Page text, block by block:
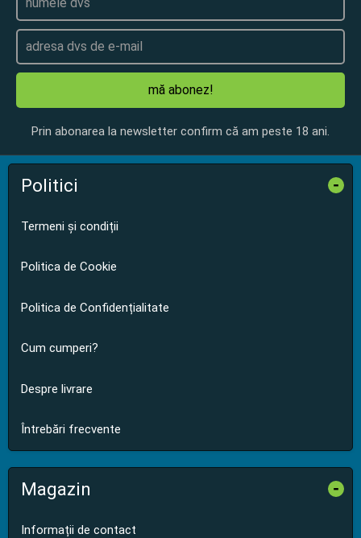
mă abonez!
Prin abonarea la newsletter confirm că am peste 18 ani.
Politici -
Termeni și condiții
Politica de Cookie
Politica de Confidențialitate
Cum cumperi?
Despre livrare
Întrebări frecvente
Magazin -
Informații de contact